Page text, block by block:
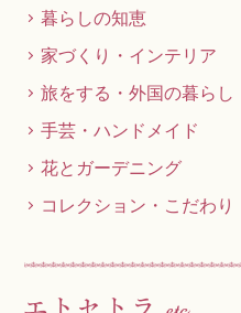
暮らしの知恵
家づくり・インテリア
旅をする・外国の暮らし
手芸・ハンドメイド
花とガーデニング
コレクション・こだわり